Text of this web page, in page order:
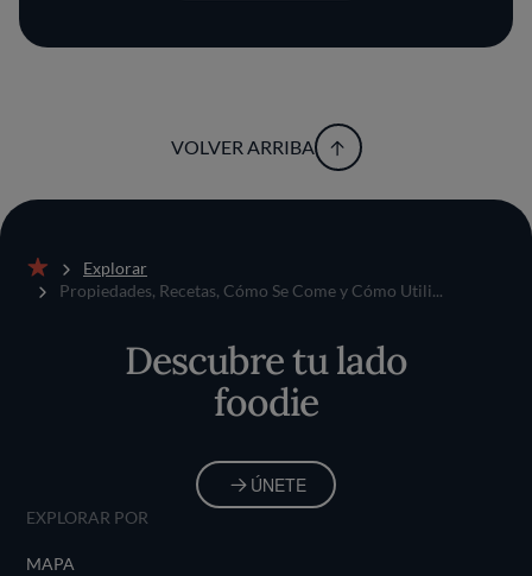
VOLVER ARRIBA
Inicio
Explorar
Propiedades, Recetas, Cómo Se Come y Cómo Utili...
Descubre tu lado
foodie
ÚNETE
EXPLORAR POR
MAPA